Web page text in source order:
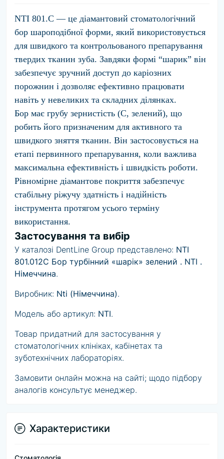
NTI 801.C — це діамантовий стоматологічний
бор шароподібної форми, який використовується
для швидкого та контрольованого препарування
твердих тканин зуба. Завдяки формі “шарик” він
забезпечує зручний доступ до каріозних
порожнин і дозволяє ефективно працювати
навіть у невеликих та складних ділянках.
Бор має грубу зернистість (C, зелений), що
робить його призначеним для активного та
швидкого зняття тканин. Він застосовується на
етапі первинного препарування, коли важлива
максимальна ефективність і швидкість роботи.
Рівномірне діамантове покриття забезпечує
стабільну ріжучу здатність і надійність
інструмента протягом усього терміну
використання.
Застосування та вибір
У каталозі DentLine Group представлено: NTI
801.012C Бор турбінний «шарік» зелений . NTI .
Німеччина.
Виробник: Nti (Німеччина).
Модель або артикул: NTI.
Товар придатний для застосування у
стоматологічних клініках, кабінетах та
зуботехнічних лабораторіях.
Замовити онлайн можна на сайті; щодо підбору
аналогів консультує менеджер.
Характеристики